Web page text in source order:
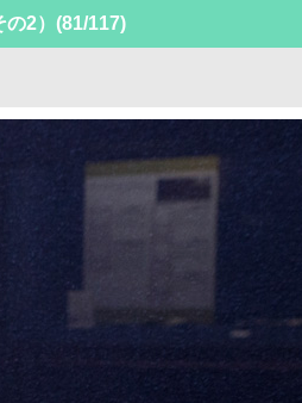
2） (81/117)